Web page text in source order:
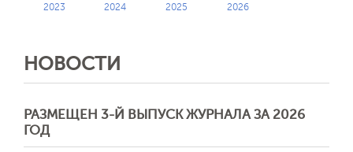
2023 2024 2025 2026
НОВОСТИ
РАЗМЕЩЕН 3-Й ВЫПУСК ЖУРНАЛА ЗА 2026
ГОД